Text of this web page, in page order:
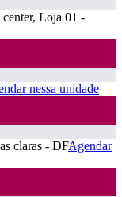
Loja 01 -
nessa unidade
claras - DFAgendar